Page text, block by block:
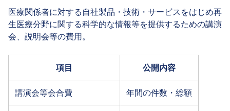
医療関係者に対する自社製品・技術・サービスをはじめ再
生医療分野に関する科学的な情報等を提供するための講演
会、説明会等の費用。
項目 公開内容
講演会等会合費 年間の件数・総額